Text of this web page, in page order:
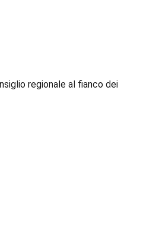
regionale al fianco dei